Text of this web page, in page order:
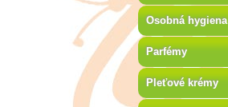
Osobná hygiena
Parfémy
Pleťové krémy